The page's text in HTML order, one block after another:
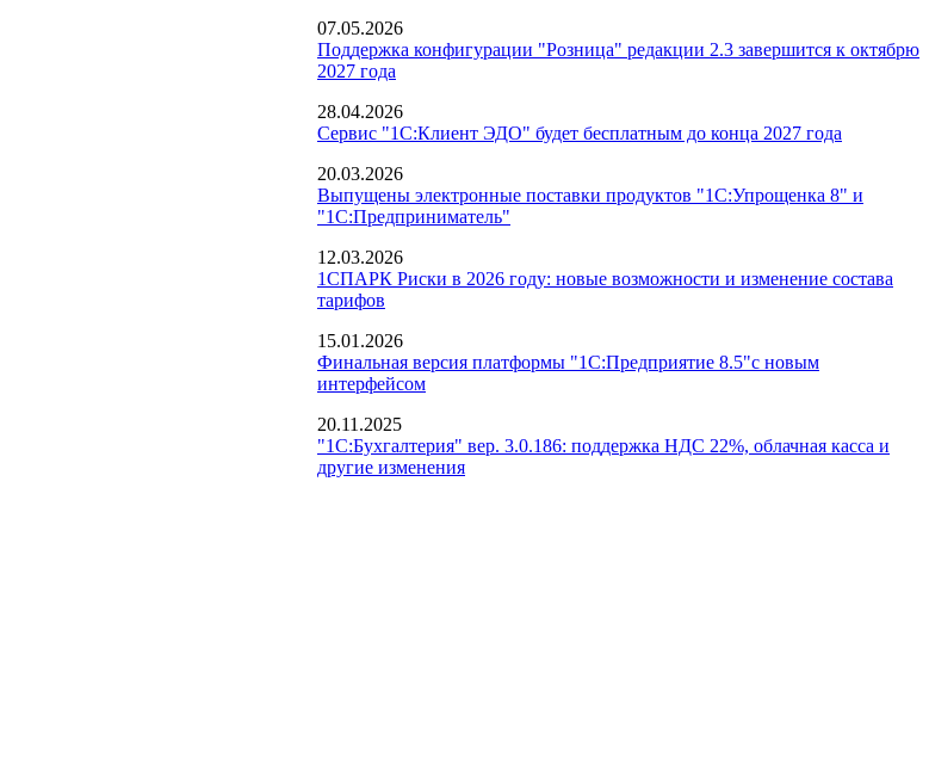
07.05.2026
Поддержка конфигурации "Розница" редакции 2.3 завершится к октябрю
2027 года
28.04.2026
Сервис "1С:Клиент ЭДО" будет бесплатным до конца 2027 года
20.03.2026
Выпущены электронные поставки продуктов "1С:Упрощенка 8" и
"1С:Предприниматель"
12.03.2026
1СПАРК Риски в 2026 году: новые возможности и изменение состава
тарифов
15.01.2026
Финальная версия платформы "1С:Предприятие 8.5"с новым
интерфейсом
20.11.2025
"1С:Бухгалтерия" вер. 3.0.186: поддержка НДС 22%, облачная касса и
другие изменения